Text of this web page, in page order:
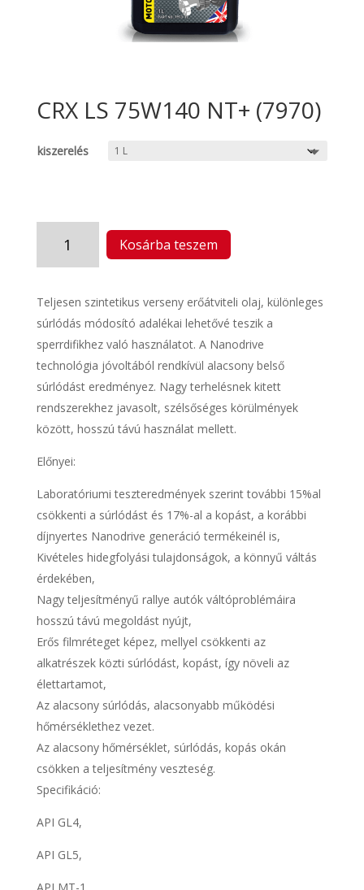
CRX LS 75W140 NT+ (7970)
kiszerelés
75W140
(7970)
mennyiség
Kosárba teszem
Teljesen szintetikus verseny erőátviteli olaj, különleges
súrlódás módosító adalékai lehetővé teszik a
sperrdifikhez való használatot. A Nanodrive
technológia jóvoltából rendkívül alacsony belső
súrlódást eredményez. Nagy terhelésnek kitett
rendszerekhez javasolt, szélsőséges körülmények
között, hosszú távú használat mellett.
Előnyei:
Laboratóriumi teszteredmények szerint további 15%al
csökkenti a súrlódást és 17%-al a kopást, a korábbi
díjnyertes Nanodrive generáció termékeinél is,
Kivételes hidegfolyási tulajdonságok, a könnyű váltás
érdekében,
Nagy teljesítményű rallye autók váltóproblémáira
hosszú távú megoldást nyújt,
Erős filmréteget képez, mellyel csökkenti az
alkatrészek közti súrlódást, kopást, így növeli az
élettartamot,
Az alacsony súrlódás, alacsonyabb működési
hőmérséklethez vezet.
Az alacsony hőmérséklet, súrlódás, kopás okán
csökken a teljesítmény veszteség.
Specifikáció:
API GL4,
API GL5,